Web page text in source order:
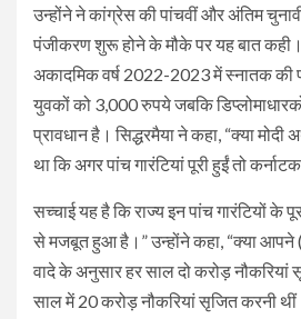
उन्होंने ने कांग्रेस की पांचवीं और अंतिम
पंजीकरण शुरू होने के मौके पर यह बात
अकादमिक वर्ष 2022-2023 में स्नातक की
युवकों को 3,000 रुपये जबकि
प्रावधान है। सिद्धरमैया ने कहा, “क्या मोदी
था कि अगर पांच गारंटियां पूरी हुईं तो कर्नाटक
सच्चाई यह है कि राज्य इन पांच गारंटियों के
से मजबूत हुआ है।” उन्होंने कहा, “क्या आपने
वादे के अनुसार हर साल दो करोड़
साल में 20 करोड़ नौकरियां सृजित करनी